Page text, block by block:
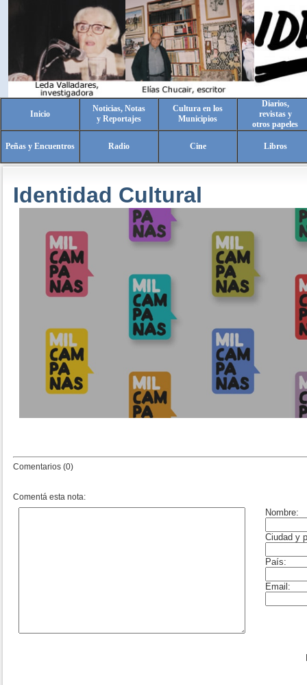
Inicio
Noticias, Notas
y Reportajes
Cultura en los
Municipios
Diarios,
revistas y
otros papeles
Peñas y Encuentros Radio Cine Libros
Identidad Cultural
Comentarios (0)
Comentá esta nota: